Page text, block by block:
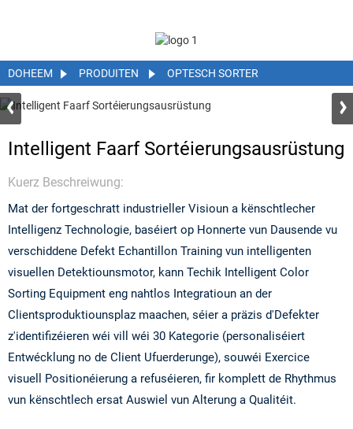
DOHEEM PRODUITEN OPTESCH SORTER
Intelligent Faarf Sortéierungsausrüstung
Kuerz Beschreiwung:
Mat der fortgeschratt industrieller Visioun a kënschtlecher
Intelligenz Technologie, baséiert op Honnerte vun Dausende vu
verschiddene Defekt Echantillon Training vun intelligenten
visuellen Detektiounsmotor, kann Techik Intelligent Color
Sorting Equipment eng nahtlos Integratioun an der
Clientsproduktiounsplaz maachen, séier a präzis d'Defekter
z'identifizéieren wéi vill wéi 30 Kategorie (personaliséiert
Entwécklung no de Client Ufuerderunge), souwéi Exercice
visuell Positionéierung a refuséieren, fir komplett de Rhythmus
vun kënschtlech ersat Auswiel vun Alterung a Qualitéit.